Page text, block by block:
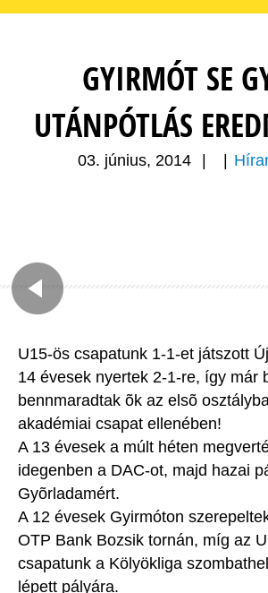
GYIRMÓT SE
UTÁNPÓTLÁS
03. június, 2014
U15-ös csapatunk 1-1-et játszott
14 évesek nyertek 2-1-re, így már
bennmaradtak õk az elsõ
akadémiai csapat ellenében!
A 13 évesek a múlt héten
idegenben a DAC-ot, majd hazai
Gyõrladamért.
A 12 évesek Gyirmóton
OTP Bank Bozsik tornán, míg az
csapatunk a Kölyökliga
lépett pályára.